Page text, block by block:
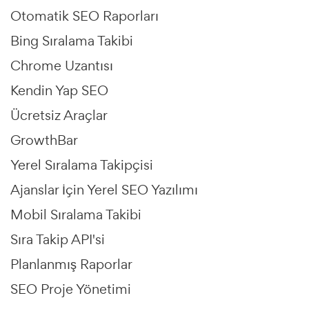
Otomatik SEO Raporları
Bing Sıralama Takibi
Chrome Uzantısı
Kendin Yap SEO
Ücretsiz Araçlar
GrowthBar
Yerel Sıralama Takipçisi
Ajanslar İçin Yerel SEO Yazılımı
Mobil Sıralama Takibi
Sıra Takip API'si
Planlanmış Raporlar
SEO Proje Yönetimi